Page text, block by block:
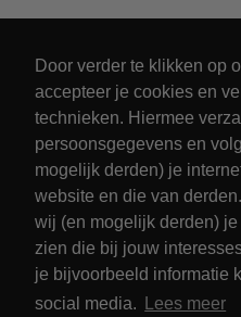
Door verder te klikken op
accepteer je cookies en
technieken. Hiermee
persoonsgegevens en
mogelijk derden) je
website en die van
wij (en mogelijk derden)
zien die bij jouw
je bijvoorbeeld informatie
social media.
Lees meer
Algemeen
Contact
Openingstijden